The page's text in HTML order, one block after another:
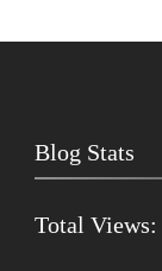
Blog Stats
Total Views: